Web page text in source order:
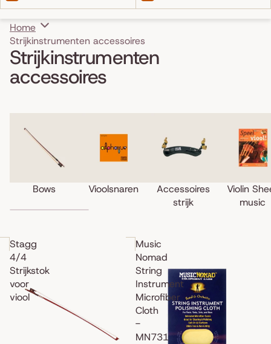
Home
Strijkinstrumenten accessoires
Strijkinstrumenten
accessoires
Bows Vioolsnaren
Accessoires
strijk
music
Violin
music
Skip to results list
Stagg
4/4
Strijkstok
voor
viool
Music
Nomad
String
Instrument
Microfiber
Cloth
-
MN731